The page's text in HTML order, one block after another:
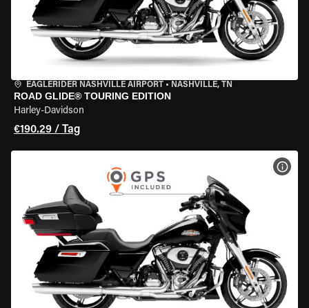
EAGLERIDER NASHVILLE AIRPORT • NASHVILLE, TN
ROAD GLIDE® TOURING EDITION
Harley-Davidson
€190.29 / Tag